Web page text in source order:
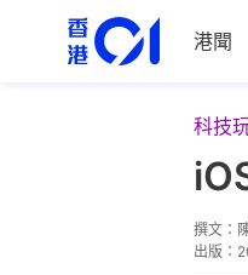
港聞
科技
撰文：
出版：